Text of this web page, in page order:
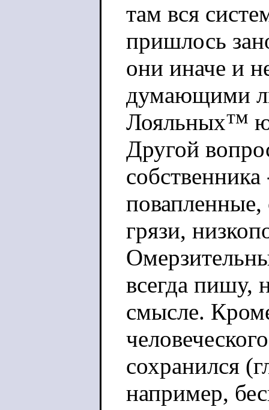
там вся
пришлось
они иначе и
думающими
Лояльных™
Другой
повапленные,
грязи,
всегда пишу,
смысле.
сохранился
например,